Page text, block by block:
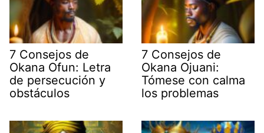
7 Consejos de
Okana Ofun: Letra
de persecución y
obstáculos
7 Consejos de
Okana Ojuani:
Tómese con calma
los problemas